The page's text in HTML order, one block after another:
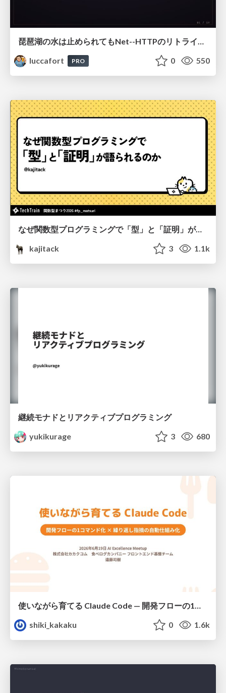
luccafort
PRO 0 550
なぜ関数型プログラミングで「型」と「証明」が語られるのか #fp_matsuri
kajitack
3 1.1k
継続モナドとリアクティブプログラミング
yukikurage
3 680
使いながら育てる Claude Code — 開発フローの1コマンド化 × 繰り返し指摘の自動仕組み化
shiki_kakaku
0 1.6k